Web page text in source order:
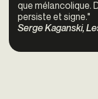
que mélancolique.
persiste et signe."
Serge Kaganski,